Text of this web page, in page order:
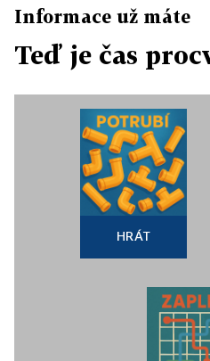
Informace už máte
Teď je čas
HRÁT